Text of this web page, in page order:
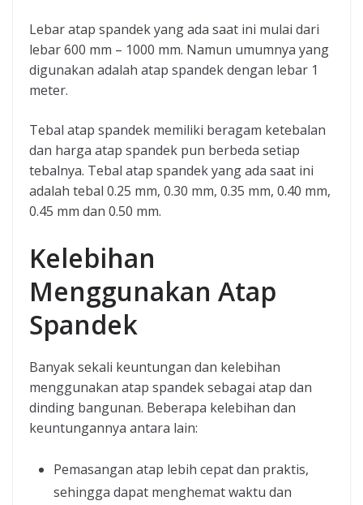
Lebar atap spandek yang ada saat ini mulai dari
lebar 600 mm – 1000 mm. Namun umumnya yang
digunakan adalah atap spandek dengan lebar 1
meter.
Tebal atap spandek memiliki beragam ketebalan
dan harga atap spandek pun berbeda setiap
tebalnya. Tebal atap spandek yang ada saat ini
adalah tebal 0.25 mm, 0.30 mm, 0.35 mm, 0.40 mm,
0.45 mm dan 0.50 mm.
Kelebihan
Menggunakan Atap
Spandek
Banyak sekali keuntungan dan kelebihan
menggunakan atap spandek sebagai atap dan
dinding bangunan. Beberapa kelebihan dan
keuntungannya antara lain:
Pemasangan atap lebih cepat dan praktis,
sehingga dapat menghemat waktu dan